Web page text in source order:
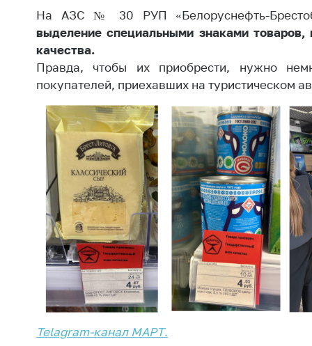
На АЗС № 30 РУП «Белоруснефть-
выделение специальными знаками
качества.
Правда, чтобы их приобрести, нужно
покупателей, приехавших на туристическом
Telagram-канал МАРТ.